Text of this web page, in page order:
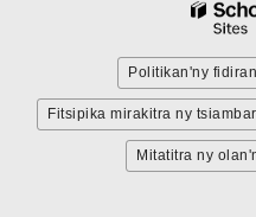
Politikan'ny
Fitsipika mirakitra ny
Mitatitra ny